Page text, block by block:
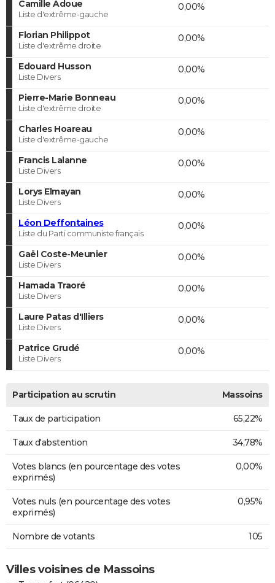
Camille Adoue
Liste d'extrême-gauche
0,00%
Florian Philippot
Liste d'extrême droite
0,00%
Edouard Husson
Liste Divers
0,00%
Pierre-Marie Bonneau
Liste d'extrême droite
0,00%
Charles Hoareau
Liste d'extrême-gauche
0,00%
Francis Lalanne
Liste Divers
0,00%
Lorys Elmayan
Liste Divers
0,00%
Léon Deffontaines
Liste du Parti communiste français
0,00%
Gaël Coste-Meunier
Liste Divers
0,00%
Hamada Traoré
Liste Divers
0,00%
Laure Patas d'Illiers
Liste Divers
0,00%
Patrice Grudé
Liste Divers
0,00%
Participation au scrutin Massoins
Taux de participation 65,22%
Taux d'abstention 34,78%
Votes blancs (en pourcentage des votes
exprimés)
0,00%
Votes nuls (en pourcentage des votes
exprimés)
0,95%
Nombre de votants 105
Villes voisines de Massoins